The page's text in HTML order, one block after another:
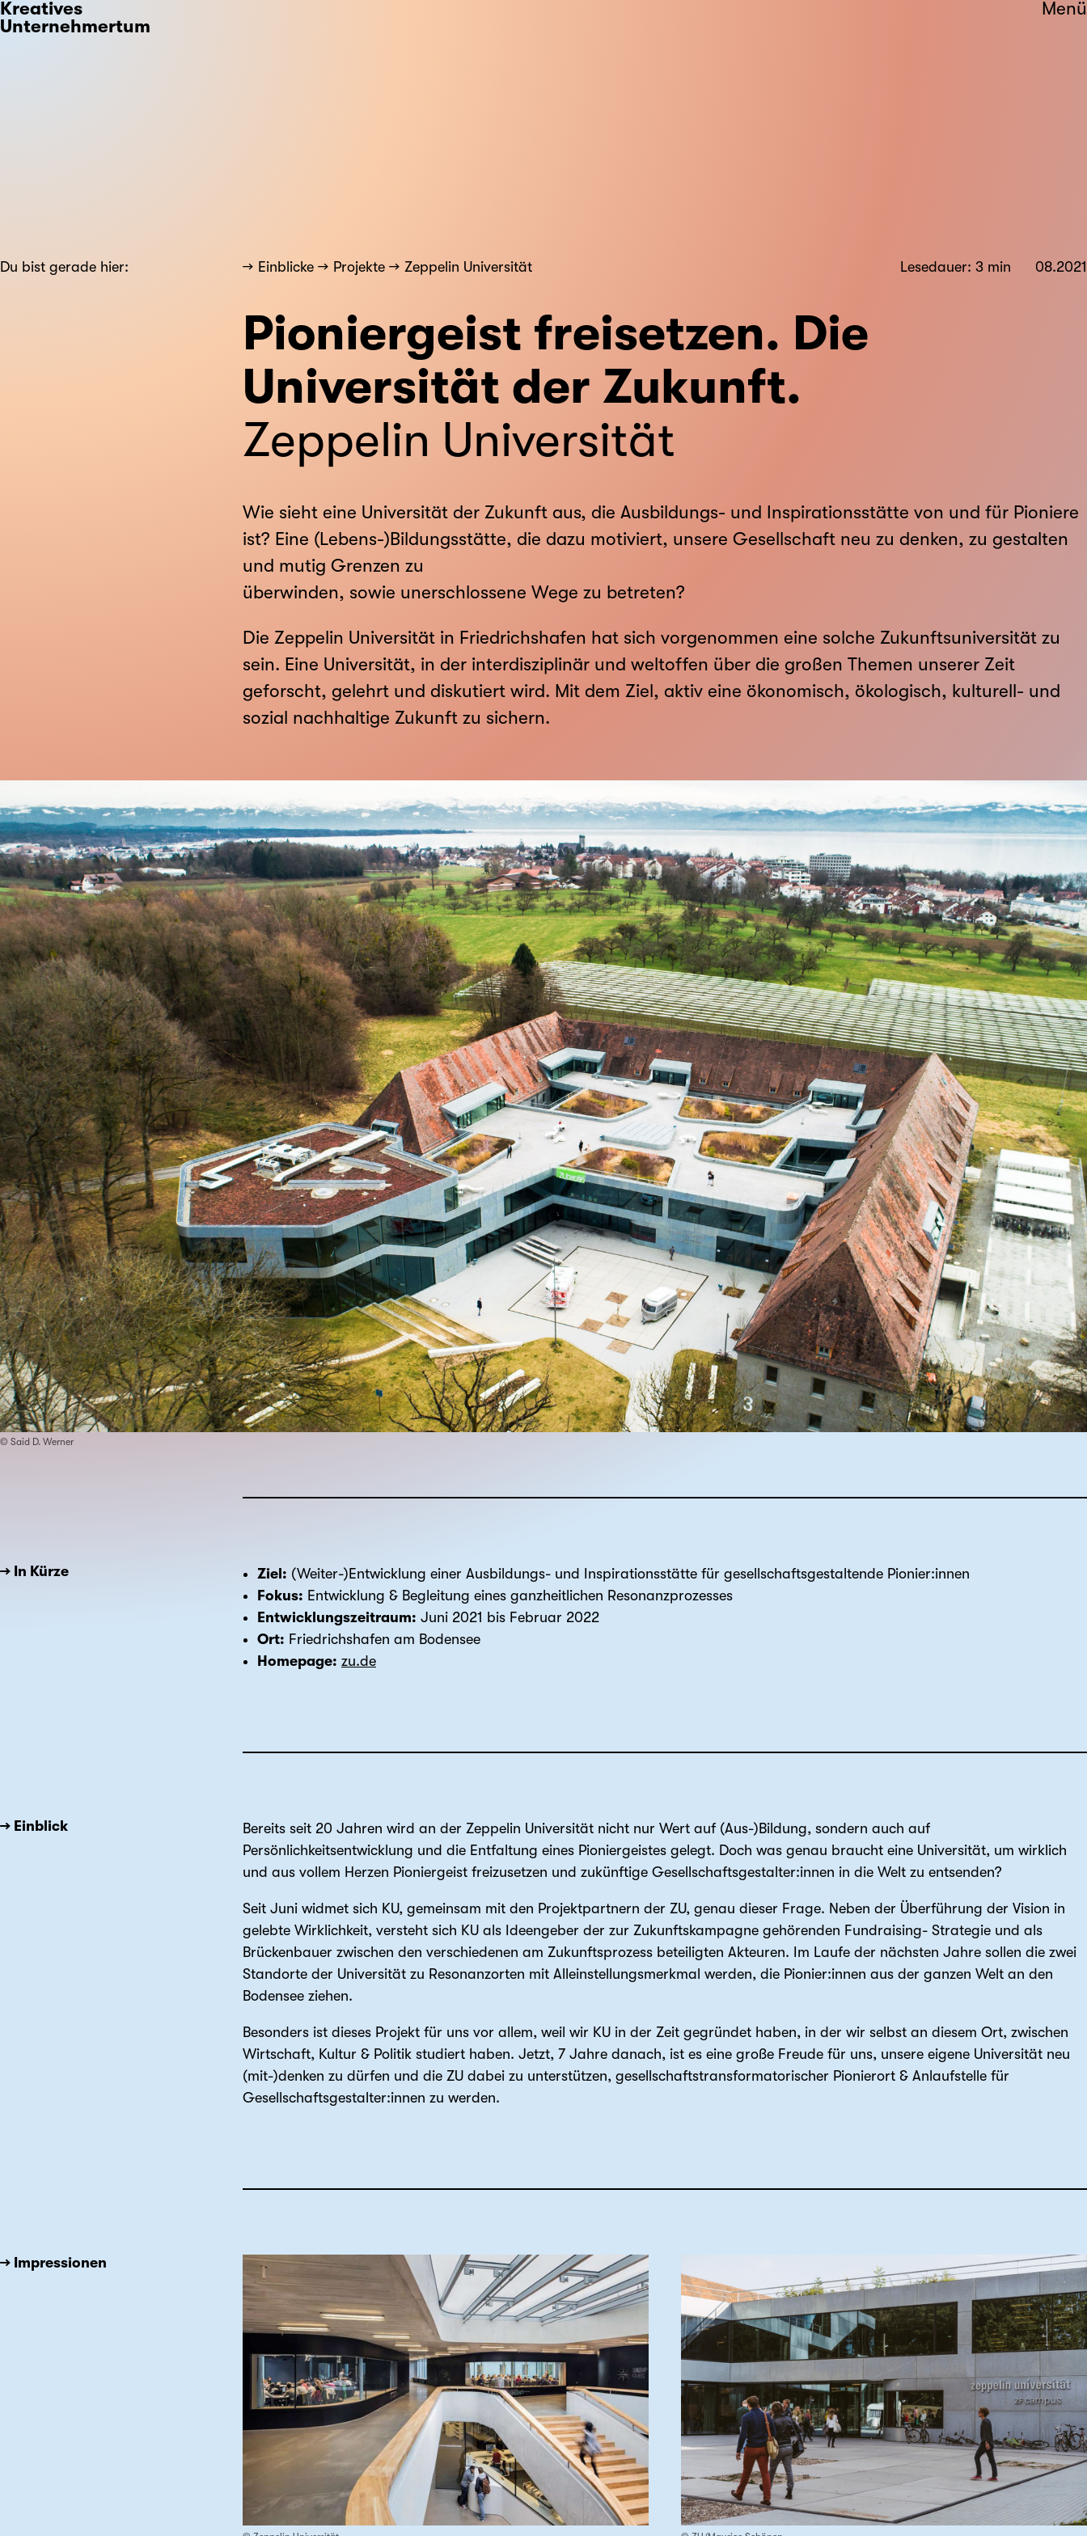
Kreatives
Unternehmertum
Menü
Du bist gerade hier: Einblicke Projekte Zeppelin Universität Lesedauer: 3 min 08.2021
Pioniergeist freisetzen. Die
Universität der Zukunft.
Zeppelin Universität
Wie sieht eine Universität der Zukunft aus, die Ausbildungs- und Inspirationsstätte von und für Pioniere
ist? Eine (Lebens-)Bildungsstätte, die dazu motiviert, unsere Gesellschaft neu zu denken, zu gestalten
und mutig Grenzen zu
überwinden, sowie unerschlossene Wege zu betreten?
Die Zeppelin Universität in Friedrichshafen hat sich vorgenommen eine solche Zukunftsuniversität zu
sein. Eine Universität, in der interdisziplinär und weltoffen über die großen Themen unserer Zeit
geforscht, gelehrt und diskutiert wird. Mit dem Ziel, aktiv eine ökonomisch, ökologisch, kulturell- und
sozial nachhaltige Zukunft zu sichern.
© Said D. Werner
→ In Kürze Ziel: (Weiter-)Entwicklung einer Ausbildungs- und Inspirationsstätte für gesellschaftsgestaltende Pionier:innen
Fokus: Entwicklung & Begleitung eines ganzheitlichen Resonanzprozesses
Entwicklungszeitraum: Juni 2021 bis Februar 2022
Ort: Friedrichshafen am Bodensee
Homepage: zu.de
→ Einblick
Bereits seit 20 Jahren wird an der Zeppelin Universität nicht nur Wert auf (Aus-)Bildung, sondern auch auf
Persönlichkeitsentwicklung und die Entfaltung eines Pioniergeistes gelegt. Doch was genau braucht eine Universität, um wirklich
und aus vollem Herzen Pioniergeist freizusetzen und zukünftige Gesellschaftsgestalter:innen in die Welt zu entsenden?
Seit Juni widmet sich KU, gemeinsam mit den Projektpartnern der ZU, genau dieser Frage. Neben der Überführung der Vision in
gelebte Wirklichkeit, versteht sich KU als Ideengeber der zur Zukunftskampagne gehörenden Fundraising- Strategie und als
Brückenbauer zwischen den verschiedenen am Zukunftsprozess beteiligten Akteuren. Im Laufe der nächsten Jahre sollen die zwei
Standorte der Universität zu Resonanzorten mit Alleinstellungsmerkmal werden, die Pionier:innen aus der ganzen Welt an den
Bodensee ziehen.
Besonders ist dieses Projekt für uns vor allem, weil wir KU in der Zeit gegründet haben, in der wir selbst an diesem Ort, zwischen
Wirtschaft, Kultur & Politik studiert haben. Jetzt, 7 Jahre danach, ist es eine große Freude für uns, unsere eigene Universität neu
(mit-)denken zu dürfen und die ZU dabei zu unterstützen, gesellschaftstransformatorischer Pionierort & Anlaufstelle für
Gesellschaftsgestalter:innen zu werden.
→ Impressionen